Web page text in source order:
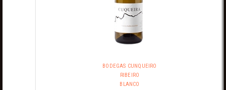
BODEGAS CUNQUEIRO
RIBEIRO
BLANCO